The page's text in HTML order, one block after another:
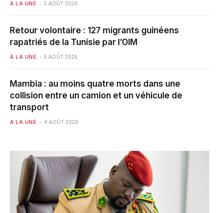
A LA UNE 5 AOÛT 2026
Retour volontaire : 127 migrants guinéens
rapatriés de la Tunisie par l’OIM
A LA UNE 5 AOÛT 2026
Mambia : au moins quatre morts dans une
collision entre un camion et un véhicule de
transport
A LA UNE 4 AOÛT 2026